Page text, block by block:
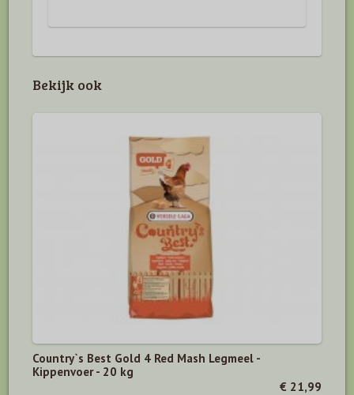
Bekijk ook
Country`s Best Gold 4 Red Mash Legmeel -
Kippenvoer - 20 kg
€ 21,99